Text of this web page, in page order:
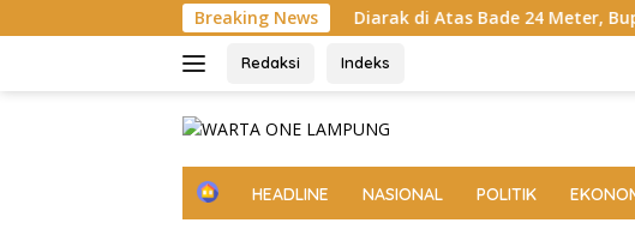
ke
Breaking News
Diarak di Atas Bade 24 Meter, Bupati Radityo Egi Bawa Mimpi
Redaksi Indeks
H
HEADLINE NASIONAL POLITIK